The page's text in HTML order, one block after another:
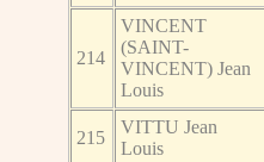
214
VINCENT
(SAINT-
VINCENT) Jean
Louis
215
VITTU Jean
Louis